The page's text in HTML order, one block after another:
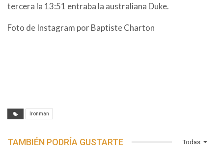
tercera la 13:51 entraba la australiana Duke.
Foto de Instagram por Baptiste Charton
Ironman
Todas
TAMBIÉN PODRÍA GUSTARTE